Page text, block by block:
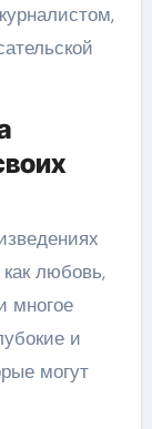
любовь,
многое
и
могут